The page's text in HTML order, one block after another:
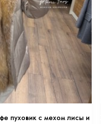
пуховик с мехом лисы и